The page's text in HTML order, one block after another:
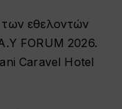
εθελοντών
FORUM 2026.
Caravel Hotel